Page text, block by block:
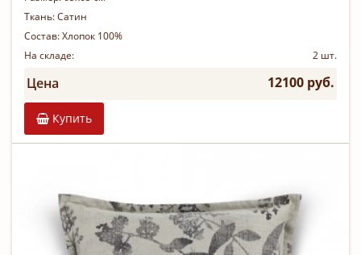
Ткань:Сатин
Состав:Хлопок 100%
На складе:
2 шт.
Цена 12100 руб.
Купить